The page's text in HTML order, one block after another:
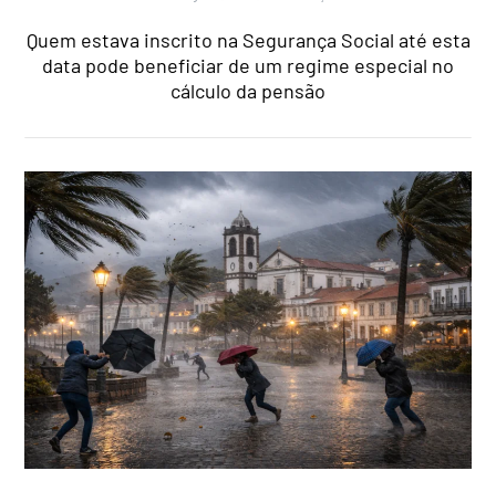
Quem estava inscrito na Segurança Social até esta
data pode beneficiar de um regime especial no
cálculo da pensão